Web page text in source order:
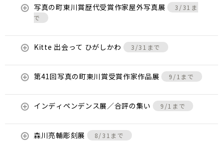
写真の町東川賞歴代受賞作家屋外写真展
3/31ま
で
Kitte 出会って ひがしかわ 3/31まで
第41回写真の町東川賞受賞作家作品展 9/1まで
インディペンデンス展／合評の集い 9/1まで
森川亮輔彫刻展 8/31まで